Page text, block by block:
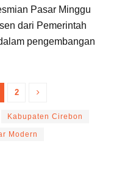
Pasar Minggu
dari Pemerintah
pengembangan
2
Kabupaten Cirebon
Modern